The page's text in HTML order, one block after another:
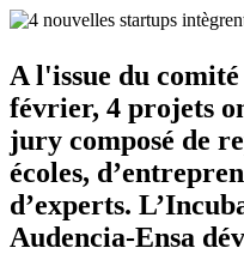
A l'issue du
février, 4 projets
jury composé de
écoles,
d’experts.
Audencia-Ensa